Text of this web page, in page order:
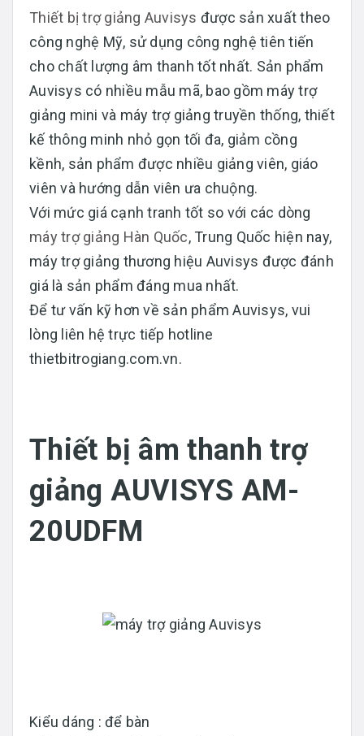
Thiết bị trợ giảng Auvisys được sản xuất theo
công nghệ Mỹ, sử dụng công nghệ tiên tiến
cho chất lượng âm thanh tốt nhất. Sản phẩm
Auvisys có nhiều mẫu mã, bao gồm máy trợ
giảng mini và máy trợ giảng truyền thống, thiết
kế thông minh nhỏ gọn tối đa, giảm cồng
kềnh, sản phẩm được nhiều giảng viên, giáo
viên và hướng dẫn viên ưa chuộng.
Với mức giá cạnh tranh tốt so với các dòng
máy trợ giảng Hàn Quốc, Trung Quốc hiện nay,
máy trợ giảng thương hiệu Auvisys được đánh
giá là sản phẩm đáng mua nhất.
Để tư vấn kỹ hơn về sản phẩm Auvisys, vui
lòng liên hệ trực tiếp hotline
thietbitrogiang.com.vn.
Thiết bị âm thanh trợ
giảng AUVISYS AM-
20UDFM
Kiểu dáng : để bàn